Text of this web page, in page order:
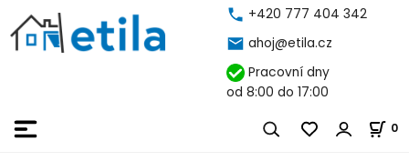
+420 777 404 342
ahoj@etila.cz
Pracovní dny
od 8:00 do 17:00
0